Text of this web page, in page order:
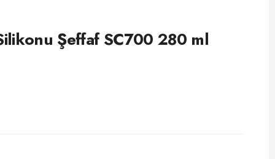
Şeffaf SC700 280 ml